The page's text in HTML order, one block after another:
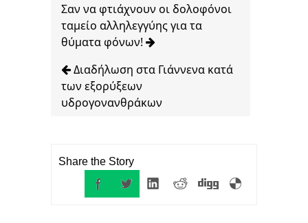
Σαν να φτιάχνουν οι δολοφόνοι
ταμείο αλληλεγγύης για τα
θύματα φόνων!
Διαδήλωση στα Γιάννενα κατά
των εξορύξεων
υδρογονανθράκων
Share the Story